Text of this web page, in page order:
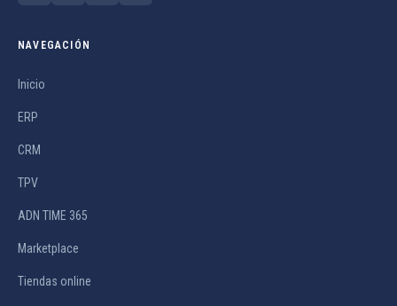
NAVEGACIÓN
Inicio
ERP
CRM
TPV
ADN TIME 365
Marketplace
Tiendas online